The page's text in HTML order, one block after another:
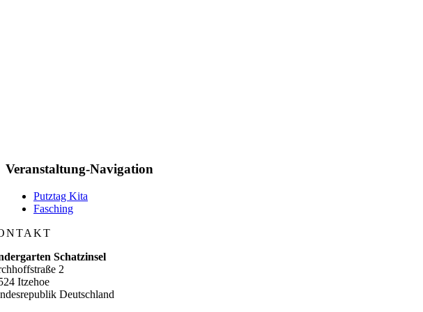
Veranstaltung-Navigation
Putztag Kita
Fasching
Schatzinsel
2
Itzehoe
Deutschland